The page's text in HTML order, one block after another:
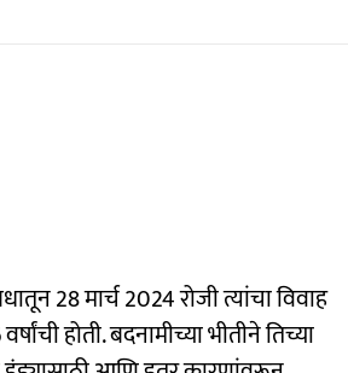
28 मार्च 2024 रोजी त्यांचा विवाह
होती. बदनामीच्या भीतीने तिच्या